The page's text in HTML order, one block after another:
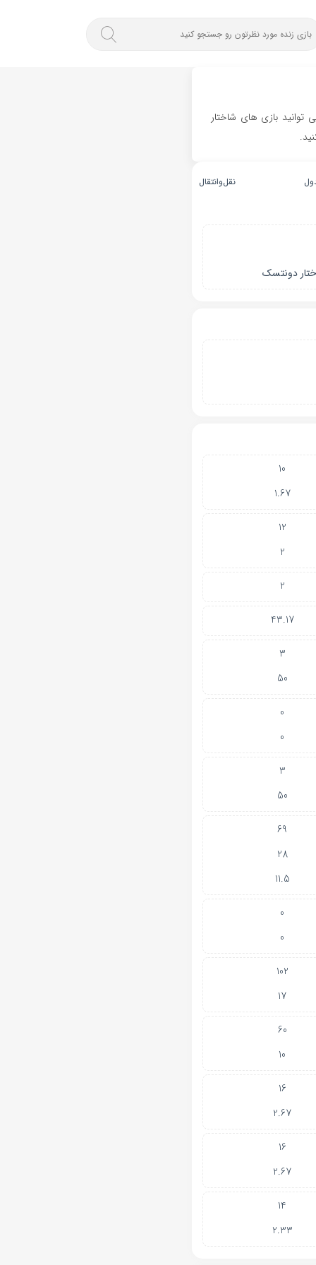
بازی های شاختار
نقل‌و‌انتقال
دونتسک
10
1.67
12
2
2
43.17
3
50
0
0
3
50
69
28
11.5
0
0
102
17
60
10
16
2.67
16
2.67
14
2.33